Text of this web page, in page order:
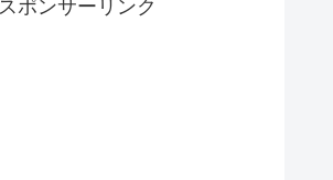
スポンサーリンク